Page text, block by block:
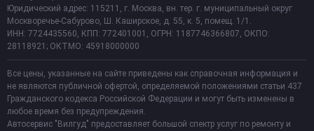
Юридический адрес: 115211, г. Москва, вн. тер. г. муниципальный округ
Москворечье-Сабурово, Ш. Каширское, д. 55, к. 5, помещ. 1/1.
ИНН: 7724435560, КПП: 772401001, ОГРН: 1187746366807, ОКПО:
28118921; ОКТМО: 45918000000
Все цены, указанные на сайте приведены как справочная информация и
не являются публичной офертой, определяемой положениями статьи 437
Гражданского кодекса Российской Федерации и могут быть изменены в
любое время без предупреждения.
Автосервис "Вилгуд" предоставляет большой спектр услуг по ремонту и